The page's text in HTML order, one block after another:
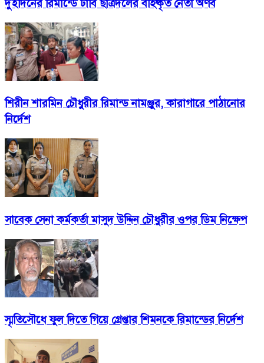
দুইদিনের রিমান্ডে ঢাবি ছাত্রদলের বহিষ্কৃত নেতা অর্ণব
শিরীন শারমিন চৌধুরীর রিমান্ড নামঞ্জুর, কারাগারে পাঠানোর
নির্দেশ
সাবেক সেনা কর্মকর্তা মাসুদ উদ্দিন চৌধুরীর ওপর ডিম নিক্ষেপ
স্মৃতিসৌধে ফুল দিতে গিয়ে গ্রেপ্তার শিমনকে রিমান্ডের নির্দেশ